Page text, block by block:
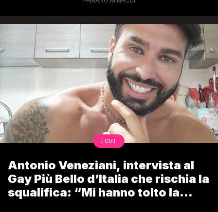
LGBT
Antonio Veneziani, intervista al
Gay Più Bello d’Italia che rischia la
squalifica: “Mi hanno tolto la